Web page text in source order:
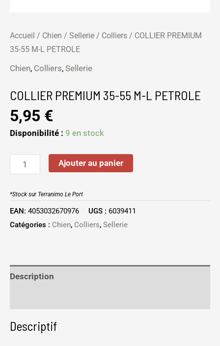
Accueil / Chien / Sellerie / Colliers / COLLIER PREMIUM
35-55 M-L PETROLE
Chien, Colliers, Sellerie
COLLIER PREMIUM 35-55 M-L PETROLE
5,95 €
Disponibilité : 9 en stock
Ajouter au panier
*Stock sur Terranimo Le Port
EAN: 4053032670976 UGS : 6039411
Catégories : Chien, Colliers, Sellerie
Description
Descriptif